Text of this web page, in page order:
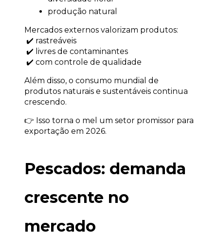
produção natural
Mercados externos valorizam produtos:
✔️ rastreáveis
✔️ livres de contaminantes
✔️ com controle de qualidade
Além disso, o consumo mundial de
produtos naturais e sustentáveis continua
crescendo.
👉 Isso torna o mel um setor promissor para
exportação em 2026.
Pescados: demanda
crescente no
mercado